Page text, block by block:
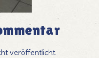
veröffentlicht.